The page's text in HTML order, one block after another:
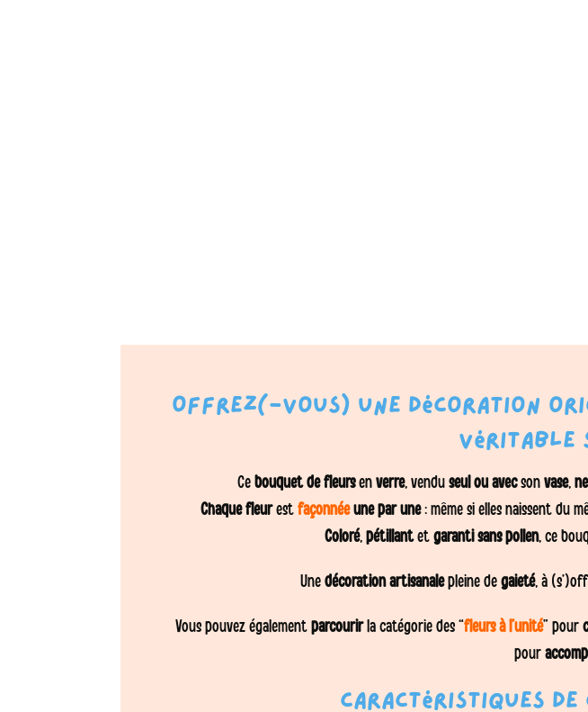
Offrez(-vous) une décoration
véritable
Ce bouquet de fleursen verre, vendu seul ou avecson vase,
Chaque fleurest façonnéeune par une: même si elles naissent du
Coloré, pétillantet garanti sans pollen, ce
Une décoration artisanalepleine de gaieté, à
Vous pouvez également parcourirla catégorie des “fleurs à l’unité” pour
pour
Caractéristiques